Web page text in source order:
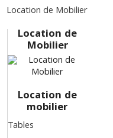
Location de Mobilier
Location de
Mobilier
Location de
mobilier
Tables